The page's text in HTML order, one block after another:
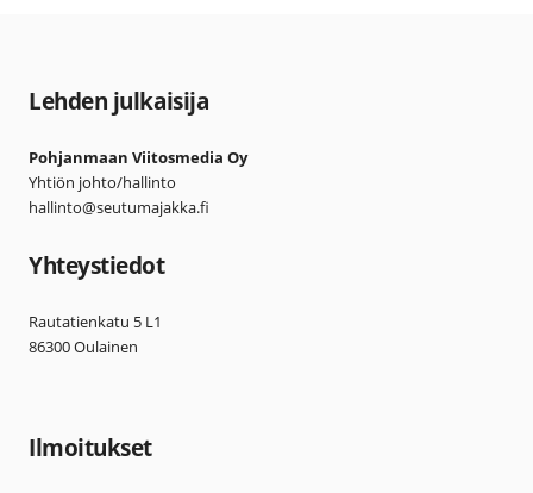
Lehden julkaisija
Pohjanmaan Viitosmedia Oy
Yhtiön johto/hallinto
hallinto@seutumajakka.fi
Yhteystiedot
Rautatienkatu 5 L1
86300 Oulainen
Ilmoitukset